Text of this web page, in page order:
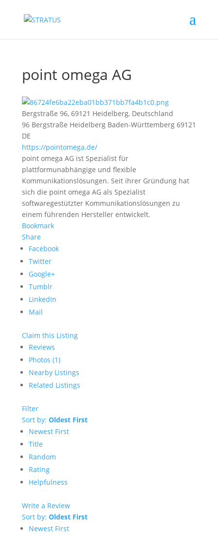
point omega AG
Bergstraße 96, 69121 Heidelberg, Deutschland
96 Bergstraße Heidelberg Baden-Württemberg 69121
DE
https://pointomega.de/
point omega AG ist Spezialist für
plattformunabhängige und flexible
Kommunikationslösungen. Seit ihrer Gründung hat
sich die point omega AG als Spezialist
softwaregestützter Kommunikationslösungen zu
einem führenden Hersteller entwickelt.
Bookmark
Share
Facebook
Twitter
Google+
Tumblr
LinkedIn
Mail
Claim this Listing
Reviews
Photos (1)
Nearby Listings
Related Listings
Filter
Sort by: Oldest First
Newest First
Title
Random
Rating
Helpfulness
Write a Review
Sort by: Oldest First
Newest First